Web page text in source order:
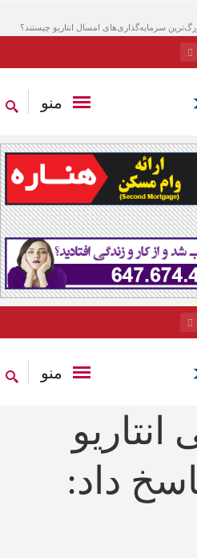
سرمایه‌گذاری‌های امسال انتاریو چیستند؟
منو
منو
انتاریو
داد: